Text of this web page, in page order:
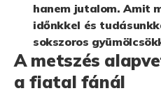
hanem jutalom. Amit
időnkkel és
sokszoros
A metszés
a fiatal fánál